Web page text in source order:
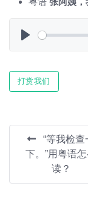
打赏我们
“等我检查
下。”用粤语怎
读？